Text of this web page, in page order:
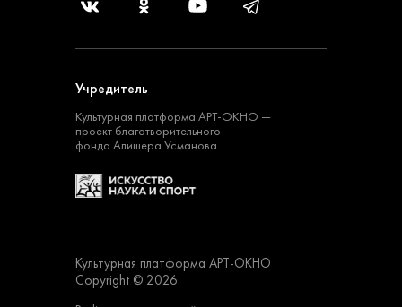
Учредитель
Культурная платформа АРТ-ОКНО —
проект благотворительного
фонда Алишера Усманова
Культурная платформа АРТ-ОКНО
Copyright © 2026